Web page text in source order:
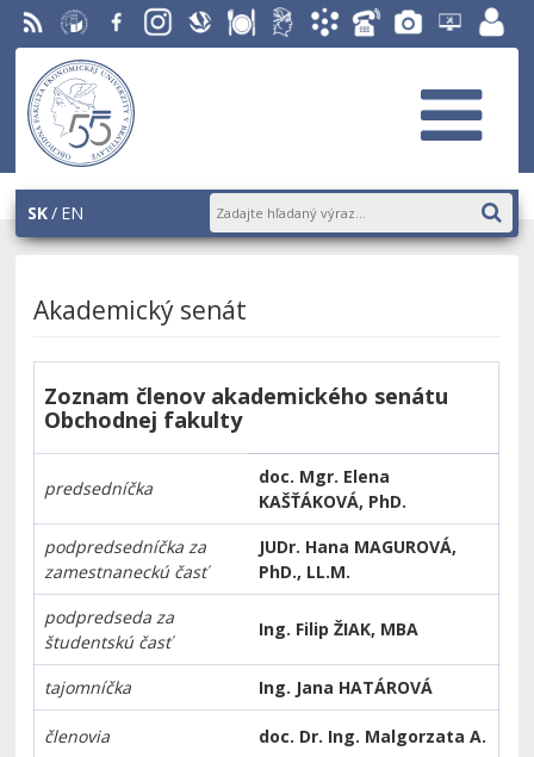
RSS EU v
Bratislave
FacebookInstagramSlovenskáStravovanie
ŠtudentskýAkademický
TelefónnyFotogaléria
Helpdesk
EUBAportál
SK EN
Akademický senát
Zoznam členov akademického senátu
Obchodnej fakulty
predsedníčka
doc. Mgr. Elena
KAŠŤÁKOVÁ, PhD.
podpredsedníčka za
zamestnaneckú časť
JUDr. Hana MAGUROVÁ,
PhD., LL.M.
podpredseda za
študentskú časť
Ing. Filip ŽIAK, MBA
tajomníčka Ing. Jana HATÁROVÁ
členovia
doc. Dr. Ing. Malgorzata A.